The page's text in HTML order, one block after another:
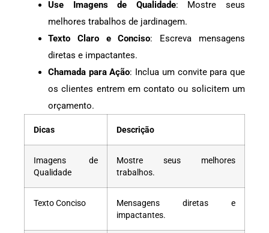
Use Imagens de Qualidade: Mostre seus
melhores trabalhos de jardinagem.
Texto Claro e Conciso: Escreva mensagens
diretas e impactantes.
Chamada para Ação: Inclua um convite para que
os clientes entrem em contato ou solicitem um
orçamento.
Dicas Descrição
Imagens de
Qualidade
Mostre seus melhores
trabalhos.
Texto Conciso
Mensagens diretas e
impactantes.